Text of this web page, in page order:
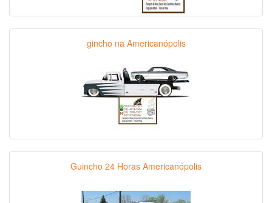
gincho na Americanópolis
Guincho 24 Horas Americanópolis